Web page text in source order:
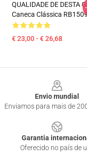
QUALIDADE DE DESTA
Caneca Clássica
€ 23,00 - € 26,68
Envio mundial
Enviamos para mais de
Garantia
Oferecido no país de